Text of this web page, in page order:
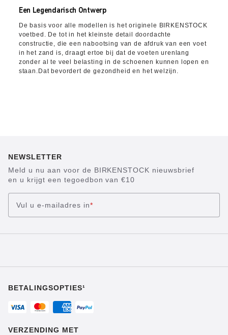
Een Legendarisch Ontwerp
De basis voor alle modellen is het originele BIRKENSTOCK
voetbed. De tot in het kleinste detail doordachte
constructie, die een nabootsing van de afdruk van een voet
in het zand is, draagt ertoe bij dat de voeten urenlang
zonder al te veel belasting in de schoenen kunnen lopen en
staan.Dat bevordert de gezondheid en het welzijn.
NEWSLETTER
Meld u nu aan voor de BIRKENSTOCK nieuwsbrief
en u krijgt een tegoedbon van €10
Vul u e-mailadres in*
BETALINGSOPTIES¹
VERZENDING MET